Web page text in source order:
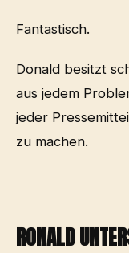
Fantastisch.
Donald besitzt
aus jedem
jeder
zu machen.
RONALD